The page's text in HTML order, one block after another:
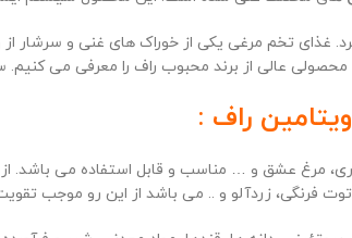
غذای تخم مرغی یکی از خوراک های غنی و سرشار
عالی از برند محبوب راف را معرفی می
راف :
مرغ عشق و … مناسب و قابل استفاده می
فرنگی، زردآلو و .. می باشد از این رو موجب